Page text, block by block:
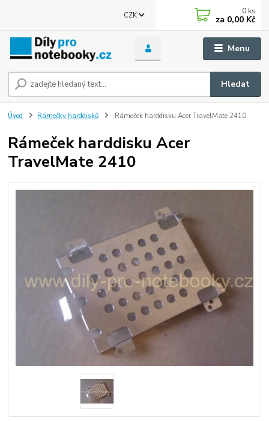
Menu
CZK
Hledat
0 ks
za 0,00 Kč
Úvod Rámečky harddisků Rámeček harddisku Acer TravelMate 2410
Rámeček harddisku Acer
TravelMate 2410